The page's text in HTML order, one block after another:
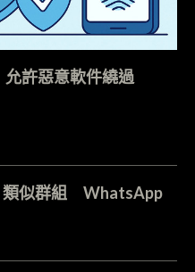
許惡意軟件繞過
類似群組 WhatsApp